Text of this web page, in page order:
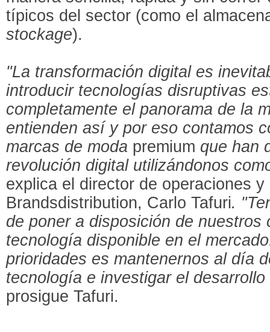
típicos del sector (como el
stockage).
"La transformación digital es
introducir tecnologías disruptivas
completamente el panorama de la
entienden así y por eso contamos
marcas de moda premium que han
revolución digital utilizándonos
explica el director de operaciones
Brandsdistribution, Carlo Tafuri.
de poner a disposición de nuestros
tecnología disponible en el
prioridades es mantenernos al día
tecnología e investigar el
prosigue Tafuri.